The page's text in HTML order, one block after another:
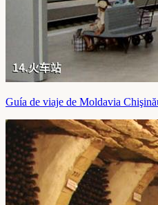
Guía de viaje de Moldavia